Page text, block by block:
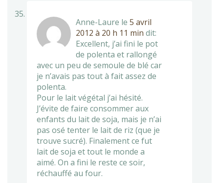
Anne-Laure le 5 avril
2012 à 20 h 11 min dit:
Excellent, j’ai fini le pot
de polenta et rallongé
avec un peu de semoule de blé car
je n’avais pas tout à fait assez de
polenta.
Pour le lait végétal j’ai hésité.
J’évite de faire consommer aux
enfants du lait de soja, mais je n’ai
pas osé tenter le lait de riz (que je
trouve sucré). Finalement ce fut
lait de soja et tout le monde a
aimé. On a fini le reste ce soir,
réchauffé au four.